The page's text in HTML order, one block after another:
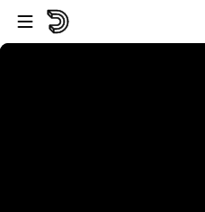
Đi đến trình phát
Đi đến nội dung chính